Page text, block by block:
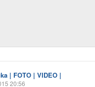
| FOTO | VIDEO |
20:56